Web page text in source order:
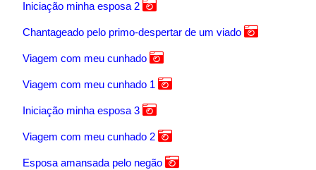
Iniciação minha esposa 2
Chantageado pelo primo-despertar de um viado
Viagem com meu cunhado
Viagem com meu cunhado 1
Iniciação minha esposa 3
Viagem com meu cunhado 2
Esposa amansada pelo negão